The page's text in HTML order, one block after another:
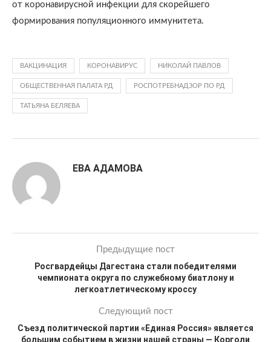
от коронавирусной инфекции для скорейшего
формирования популяционного иммунитета.
ВАКЦИНАЦИЯ КОРОНАВИРУС НИКОЛАЙ ПАВЛОВ
ОБЩЕСТВЕННАЯ ПАЛАТА РД РОСПОТРЕБНАДЗОР ПО РД
ТАТЬЯНА БЕЛЯЕВА
ЕВА АДАМОВА
Предыдущие пост
Росгвардейцы Дагестана стали победителями
чемпионата округа по служебному биатлону и
легкоатлетическому кроссу
Следующий пост
Съезд политической партии «Единая Россия» является
большим событием в жизни нашей страны — Корголи